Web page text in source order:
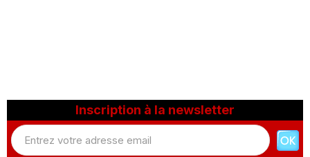
Inscription à la newsletter